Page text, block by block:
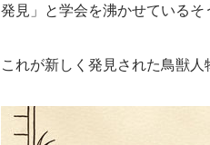
発見」と学会を沸かせているそ
これが新しく発見された鳥獣人